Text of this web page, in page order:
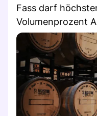
Fass darf
Volumenprozent